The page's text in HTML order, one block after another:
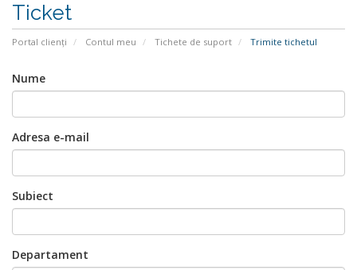
Ticket
Portal clienți Contul meu Tichete de suport Trimite tichetul
Nume
Adresa e-mail
Subiect
Departament